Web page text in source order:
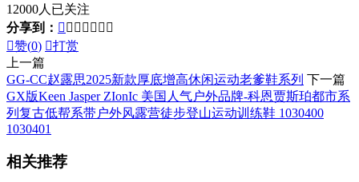
12000人已关注
分享到：       
赞(0) 打赏
上一篇
GG-CC赵露思2025新款厚底增高休闲运动老爹鞋系列 下一篇
GX版Keen Jasper ZIonIc 美国人气户外品牌-科恩贾斯珀都市系
列复古低帮系带户外风露营徒步登山运动训练鞋 1030400
1030401
相关推荐